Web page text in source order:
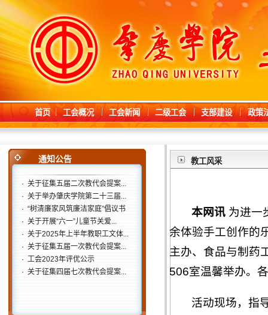
首页 工会概况 工会新闻 二级工会 支部建设 政策
通知公告
· 关于征集五届二次教代会提案...
· 关于举办肇庆学院第二十三届...
· “树清廉家风筑廉洁家庭”倡议书
· 关于开展“六一”儿童节关爱...
· 关于2025年上半年教职工文体...
· 关于征集五届一次教代会提案...
· 工会2023年评优公示
· 关于征集四届七次教代会提案...
教工风采
本网讯 为进一
余体验手工创作的
主办、食品与制药
506室温馨举办。
活动现场，指